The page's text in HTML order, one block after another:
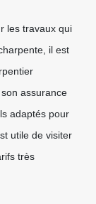
les travaux qui
il est
assurance
adaptés pour
utile de visiter
très